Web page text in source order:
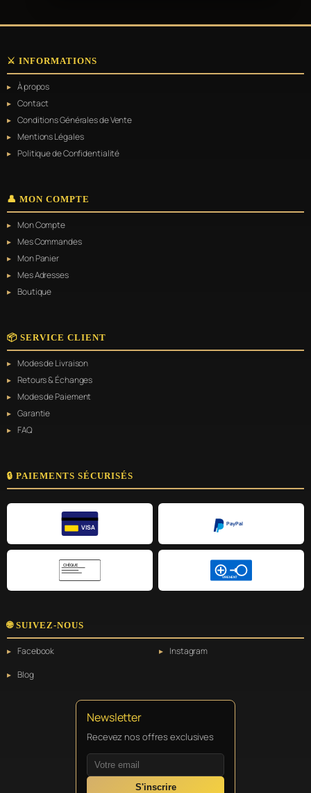
⚔️ INFORMATIONS
À propos
Contact
Conditions Générales de Vente
Mentions Légales
Politique de Confidentialité
👤 MON COMPTE
Mon Compte
Mes Commandes
Mon Panier
Mes Adresses
Boutique
📦 SERVICE CLIENT
Modes de Livraison
Retours & Échanges
Modes de Paiement
Garantie
FAQ
🔒 PAIEMENTS SÉCURISÉS
VISA
PayPal
CHÈQUE
VIREMENT
🌐 SUIVEZ-NOUS
Facebook
Instagram
Blog
Newsletter
Recevez nos offres exclusives
S'inscrire